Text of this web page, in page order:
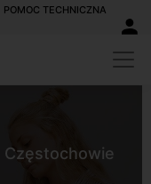
POMOC TECHNICZNA